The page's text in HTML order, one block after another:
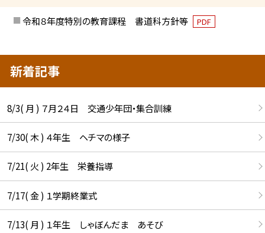
令和８年度特別の教育課程 書道科方針等 PDF
新着記事
8/3( 月 ) ７月２４日 交通少年団・集合訓練
7/30( 木 ) ４年生 ヘチマの様子
7/21( 火 ) 2年生 栄養指導
7/17( 金 ) １学期終業式
7/13( 月 ) １年生 しゃぼんだま あそび